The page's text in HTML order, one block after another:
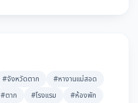
#จังหวัดตาก
#หางานแม่สอด
#ตาก #โรงแรม
#ห้องพัก